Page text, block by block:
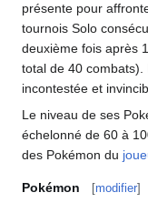
présente pour
tournois Solo
deuxième fois après
total de 40
incontestée et
Le niveau de ses
échelonné de 60 à
des Pokémon du
Pokémon [modifier]